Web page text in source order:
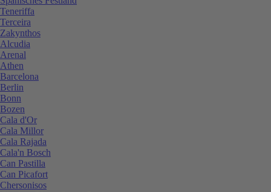
Teneriffa
Terceira
Zakynthos
Alcudia
Arenal
Athen
Barcelona
Berlin
Bonn
Bozen
Cala d'Or
Cala Millor
Cala Rajada
Cala'n Bosch
Can Pastilla
Can Picafort
Chersonisos